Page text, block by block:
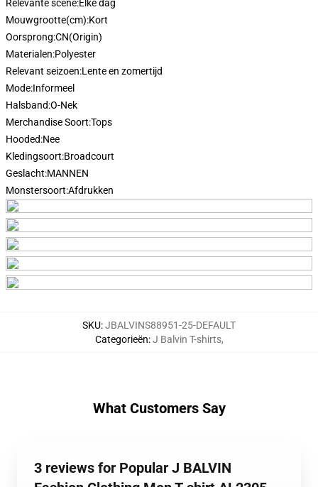
Relevante scène:Elke dag
Mouwgrootte(cm):Kort
Oorsprong:CN(Origin)
Materialen:Polyester
Relevant seizoen:Lente en zomertijd
Mode:Informeel
Halsband:O-Nek
Merchandise Soort:Tops
Hooded:Nee
Kledingsoort:Broadcourt
Geslacht:MANNEN
Monstersoort:Afdrukken
SKU:JBALVINS88951-25-DEFAULT
Categorieën:J Balvin T-shirts,
What Customers Say
3 reviews for Popular J BALVIN